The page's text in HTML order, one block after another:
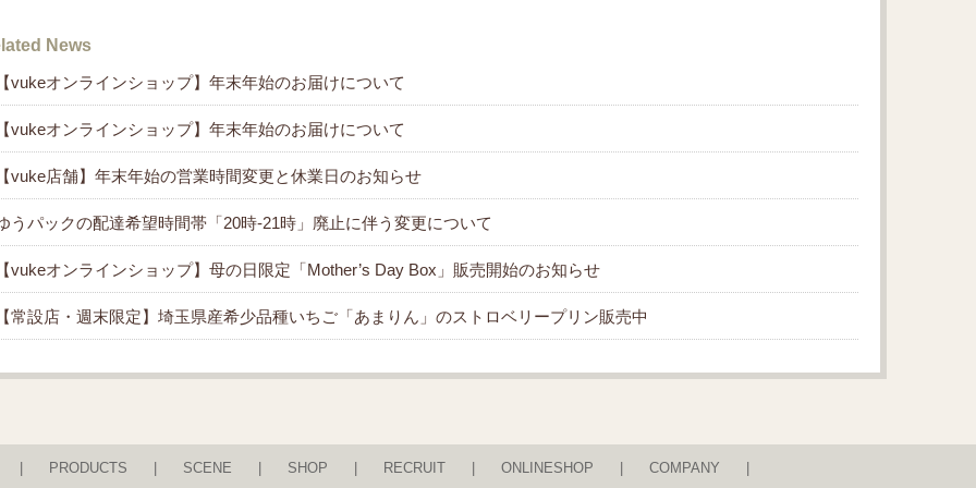
News
【vukeオンラインショップ】年末年始のお届けについて
【vukeオンラインショップ】年末年始のお届けについて
【vuke店舗】年末年始の営業時間変更と休業日のお知らせ
うパックの配達希望時間帯「20時-21時」廃止に伴う変更について
【vukeオンラインショップ】母の日限定「Mother’s Day Box」販売開始のお知らせ
【常設店・週末限定】埼玉県産希少品種いちご「あまりん」のストロベリープリン販売中
PRODUCTS SCENE SHOP RECRUIT ONLINESHOP COMPANY